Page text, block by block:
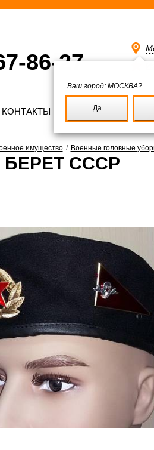
86-27
Ваш город: МОСКВА?
Да
КОНТАКТЫ
имущество / Военные головные
СССР